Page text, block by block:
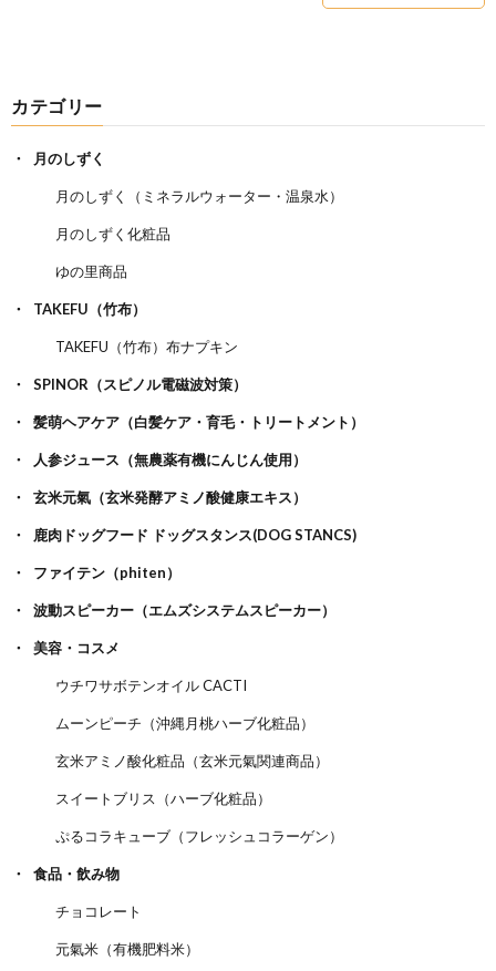
カテゴリー
月のしずく
月のしずく（ミネラルウォーター・温泉水）
月のしずく化粧品
ゆの里商品
TAKEFU（竹布）
TAKEFU（竹布）布ナプキン
SPINOR（スピノル電磁波対策）
髪萌ヘアケア（白髪ケア・育毛・トリートメント）
人参ジュース（無農薬有機にんじん使用）
玄米元氣（玄米発酵アミノ酸健康エキス）
鹿肉ドッグフード ドッグスタンス(DOG STANCS)
ファイテン（phiten）
波動スピーカー（エムズシステムスピーカー）
美容・コスメ
ウチワサボテンオイル CACTI
ムーンピーチ（沖縄月桃ハーブ化粧品）
玄米アミノ酸化粧品（玄米元氣関連商品）
スイートブリス（ハーブ化粧品）
ぷるコラキューブ（フレッシュコラーゲン）
食品・飲み物
チョコレート
元氣米（有機肥料米）